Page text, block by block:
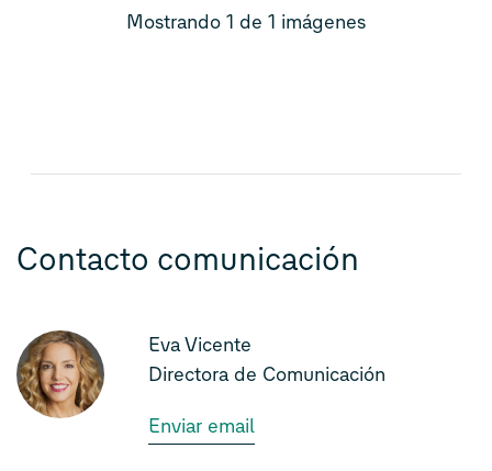
Mostrando 1 de 1 imágenes
Contacto comunicación
Eva Vicente
Directora de Comunicación
Enviar email